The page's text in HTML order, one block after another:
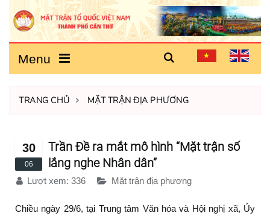
Menu
TRANG CHỦ MẶT TRẬN ĐỊA PHƯƠNG
30
06
Trần Đề ra mắt mô hình “Mặt trận số
lắng nghe Nhân dân”
Lượt xem: 336 Mặt trận địa phương
Chiều ngày 29/6, tại Trung tâm Văn hóa và Hội nghị xã, Ủy